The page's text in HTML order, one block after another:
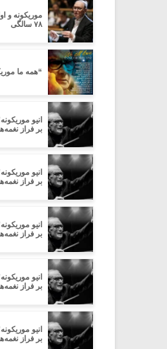
موریکونه و
۷۸ سالگی
“همه ما
انیو
بر فراز
انیو
بر فراز
انیو
بر فراز
انیو
بر فراز
انیو
بر فراز